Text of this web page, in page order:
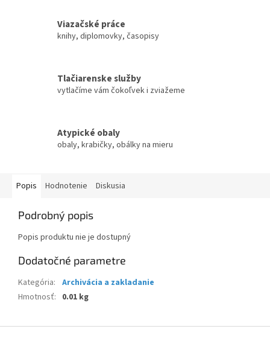
Viazačské práce
knihy, diplomovky, časopisy
Tlačiarenske služby
vytlačíme vám čokoľvek i zviažeme
Atypické obaly
obaly, krabičky, obálky na mieru
Popis Hodnotenie Diskusia
Podrobný popis
Popis produktu nie je dostupný
Dodatočné parametre
Kategória: Archivácia a zakladanie
Hmotnosť: 0.01 kg